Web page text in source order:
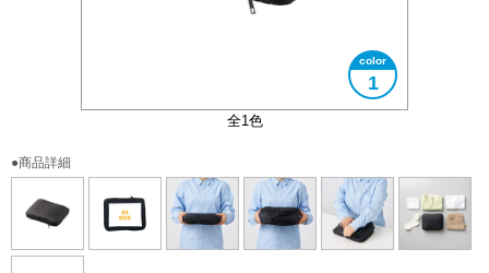
全1色
1
A5サイズ対応
大きさイメージ（圧縮後）
大きさイメージ（圧縮前）
真ん中のファスナーを締めて圧縮します
使用イメージ
●商品詳細